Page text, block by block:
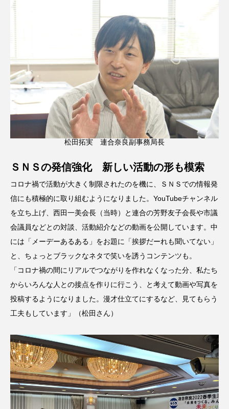
松田拓実 連合奈良副事務局長
ＳＮＳの発信強化 新しい活動の形も模索
コロナ禍で活動が大きく制限されたのを機に、ＳＮＳでの情報発
信にも積極的に取り組むようになりました。YouTubeチャンネル
を立ち上げ、西田一美会長（当時）と連合の芳野友子会長や市議
会議員などとの対談、活動紹介などの動画を公開しています。中
には「メーデーあるある」をお題に「挨拶だーれも聞いてない」
と、ちょっとブラックなネタで笑いを誘うコンテンツも。
「コロナ禍の間にリアルでつながりを作れなくなった分、私たち
からいろんな人との接点を作りに行こう、と考えて動画や写真を
投稿するようになりました。漫才仕立てにするなど、見てもらう
工夫もしています」（松田さん）